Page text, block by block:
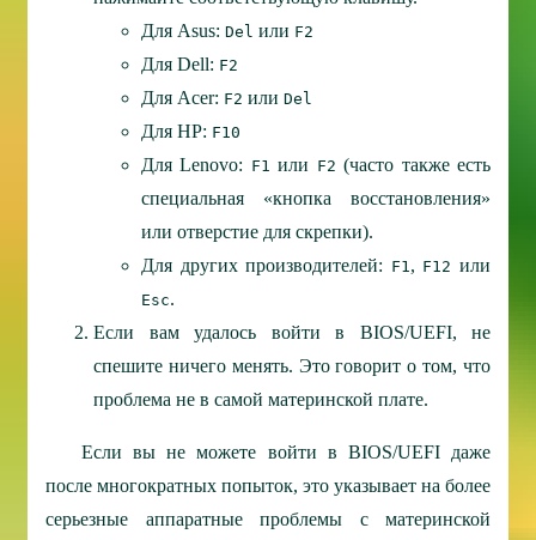
Для Asus: Del или F2
Для Dell: F2
Для Acer: F2 или Del
Для HP: F10
Для Lenovo: F1 или F2 (часто также есть
специальная «кнопка восстановления»
или отверстие для скрепки).
Для других производителей: F1, F12 или
Esc.
Если вам удалось войти в BIOS/UEFI, не
спешите ничего менять. Это говорит о том, что
проблема не в самой материнской плате.
Если вы не можете войти в BIOS/UEFI даже
после многократных попыток, это указывает на более
серьезные аппаратные проблемы с материнской